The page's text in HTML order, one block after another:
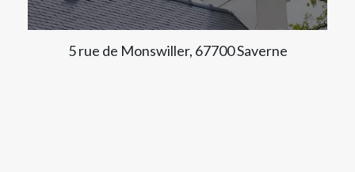
5 rue de Monswiller, 67700 Saverne